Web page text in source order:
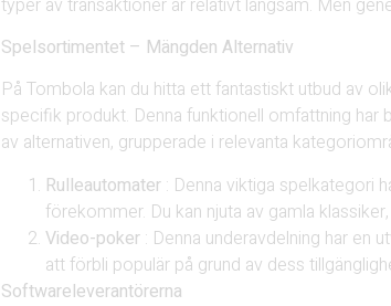
Spelsortimentet – Mängden Alternativ
På Tombola kan du hitta ett fantastiskt utbud av
specifik produkt. Denna funktionell omfattning har
av alternativen, grupperade i relevanta
Rulleautomater : Denna viktiga spelkategori
förekommer. Du kan njuta av gamla
Video-poker : Denna underavdelning har en
att förbli populär på grund av dess
Softwareleverantörerna